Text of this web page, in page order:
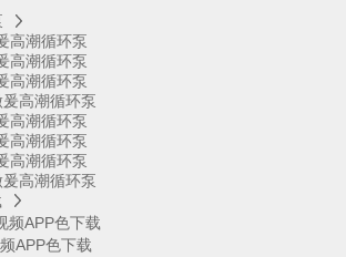
高潮循环泵
高潮循环泵
高潮循环泵
高潮循环泵
高潮循环泵
高潮循环泵
高潮循环泵
高潮循环泵
APP色下载
APP色下载